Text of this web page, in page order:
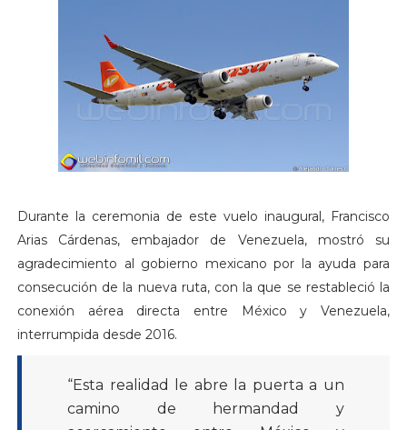
Durante la ceremonia de este vuelo inaugural, Francisco
Arias Cárdenas, embajador de Venezuela, mostró su
agradecimiento al gobierno mexicano por la ayuda para
consecución de la nueva ruta, con la que se restableció la
conexión aérea directa entre México y Venezuela,
interrumpida desde 2016.
“Esta realidad le abre la puerta a un
camino de hermandad y